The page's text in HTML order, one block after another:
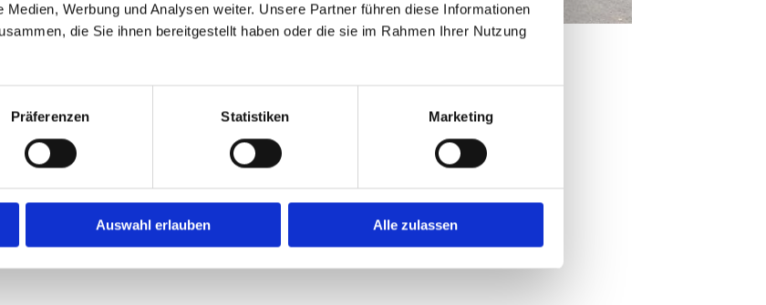
Werbung und Analysen weiter. Unsere Partner führen diese Informationen
die Sie ihnen bereitgestellt haben oder die sie im Rahmen Ihrer Nutzung
Präferenzen Statistiken Marketing
Auswahl erlauben Alle zulassen
Flächen und
bei der
Team hilft
Anforderungen
Ihrer